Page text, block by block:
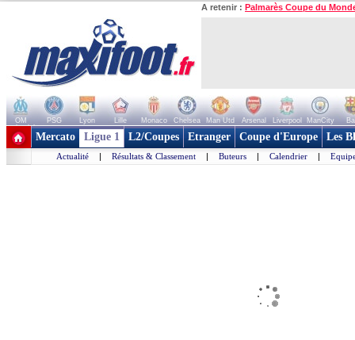
A retenir : Palmarès Coupe du
OM PSG Lyon Lille Monaco Chelsea Man Utd Arsenal Liverpool ManCity
+ de clubs
Mercato Ligue 1 L2/Coupes Etranger Coupe d'Europe Les
Actualité | Résultats & Classement | Buteurs | Calendrier |